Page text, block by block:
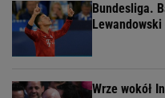
Bundesliga.
Wrze wokół